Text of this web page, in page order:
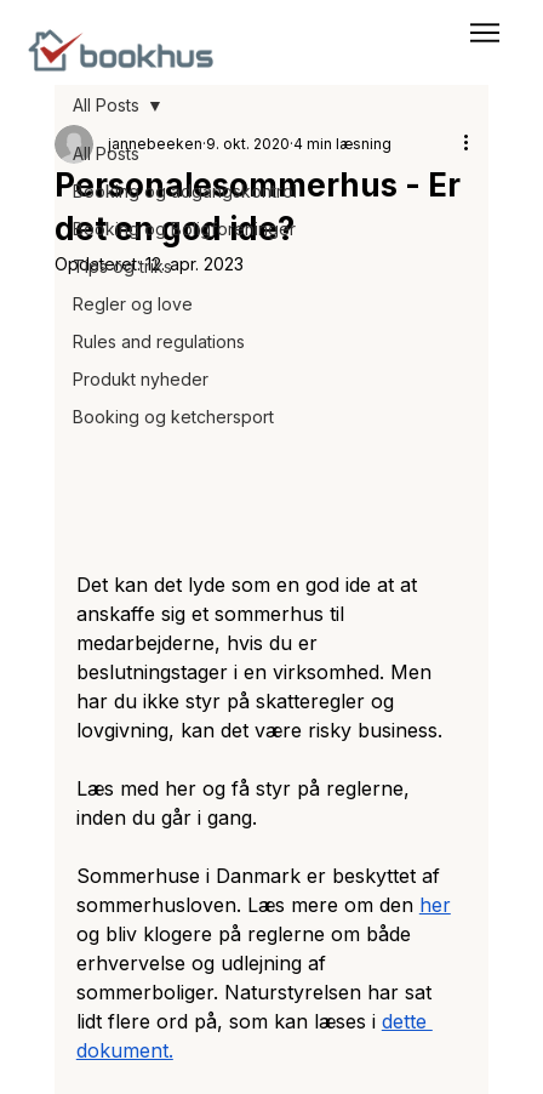
All Posts
Booking og adgangskontrol
Booking og Boligforeninger
Tips og triks
Regler og love
Rules and regulations
Produkt nyheder
Booking og ketchersport
All Posts
Personalesommerhus - Er
det en god ide?
jannebeeken 9. okt. 2020 4 min læsning
Opdateret:12. apr. 2023
Det kan det lyde som en god ide at at
anskaffe sig et sommerhus til
medarbejderne, hvis du er
beslutningstager i en virksomhed. Men
har du ikke styr på skatteregler og
lovgivning, kan det være risky business.
Læs med her og få styr på reglerne,
inden du går i gang.
Sommerhuse i Danmark er beskyttet af
sommerhusloven. Læs mere om den her
og bliv klogere på reglerne om både
erhvervelse og udlejning af
sommerboliger. Naturstyrelsen har sat
lidt flere ord på, som kan læses i dette
dokument.